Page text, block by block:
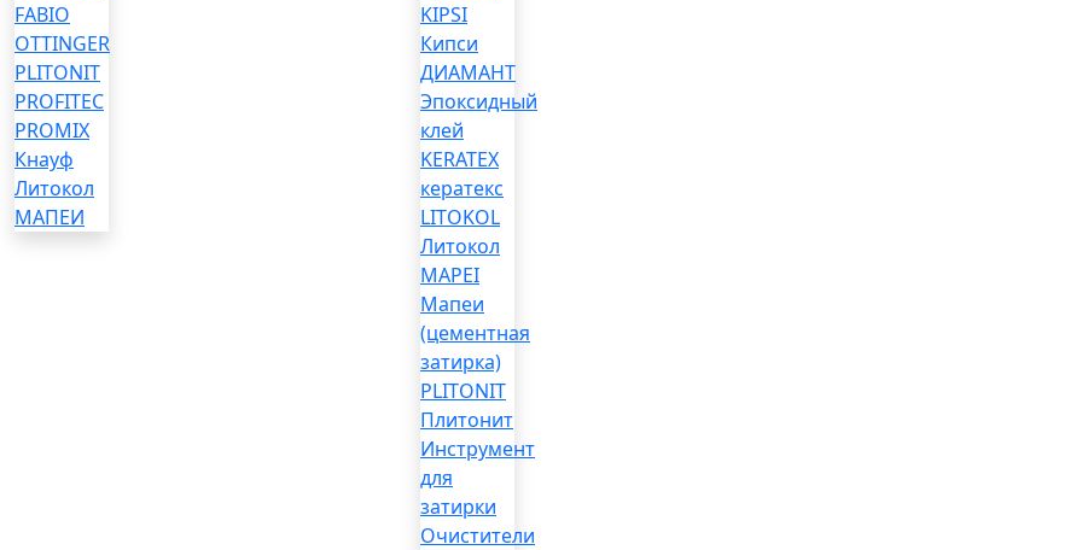
FABIO
OTTINGER
PLITONIT
PROFITEC
PROMIX
Кнауф
Литокол
МАПЕИ
KIPSI
Кипси
ДИАМАНТ
Эпоксидный
клей
KERATEX
кератекс
LITOKOL
Литокол
MAPEI
Мапеи
(цементная
затирка)
PLITONIT
Плитонит
Инструмент
для
затирки
Очистители